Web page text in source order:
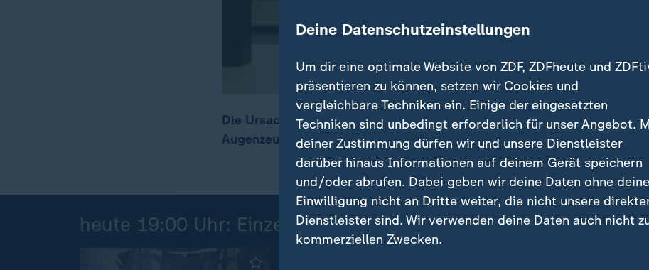
00:17 02:25
Die Ursache des Brandes ist noch unklar. Rolf Dietrich vom Schweizer
Augenzeugenberichten und Dorothea Dörner in Zürich zu den Verletzten.
heute 19:00 Uhr: Einzelbeiträge
Deine Datenschutzeinstellungen
Um dir eine optimale Website von ZDF, ZDFheute und
präsentieren zu können, setzen wir Cookies und
vergleichbare Techniken ein. Einige der eingesetzten
Techniken sind unbedingt erforderlich für unser Angebot.
deiner Zustimmung dürfen wir und unsere Dienstleister
darüber hinaus Informationen auf deinem Gerät speichern
und/oder abrufen. Dabei geben wir deine Daten ohne deine
Einwilligung nicht an Dritte weiter, die nicht unsere
Dienstleister sind. Wir verwenden deine Daten auch nicht
kommerziellen Zwecken.